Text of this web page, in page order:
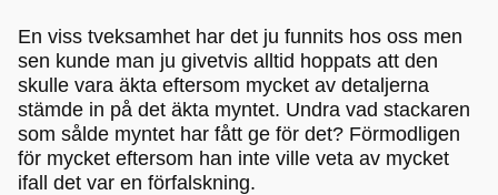
En viss tveksamhet har det ju funnits hos oss men
sen kunde man ju givetvis alltid hoppats att den
skulle vara äkta eftersom mycket av detaljerna
stämde in på det äkta myntet. Undra vad stackaren
som sålde myntet har fått ge för det? Förmodligen
för mycket eftersom han inte ville veta av mycket
ifall det var en förfalskning.